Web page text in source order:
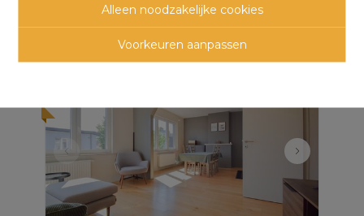
Alleen noodzakelijke cookies
Voorkeuren aanpassen
panden